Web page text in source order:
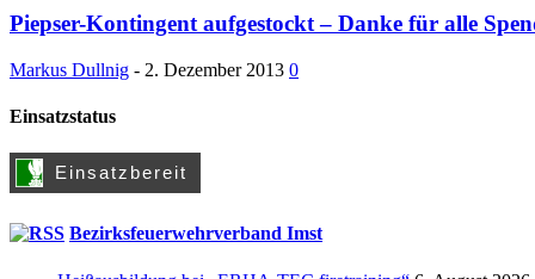
Piepser-Kontingent aufgestockt – Danke für alle
Markus Dullnig - 2. Dezember 2013 0
Einsatzstatus
Bezirksfeuerwehrverband Imst